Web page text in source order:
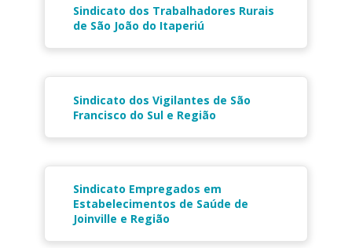
Sindicato dos Trabalhadores Rurais
de São João do Itaperiú
Sindicato dos Vigilantes de São
Francisco do Sul e Região
Sindicato Empregados em
Estabelecimentos de Saúde de
Joinville e Região